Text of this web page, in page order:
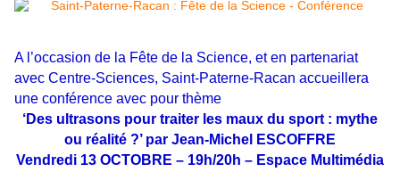
A l’occasion de la Fête de la Science, et en partenariat
avec Centre-Sciences, Saint-Paterne-Racan accueillera
une conférence avec pour thème
‘Des ultrasons pour traiter les maux du sport : mythe
ou réalité ?’ par Jean-Michel ESCOFFRE
Vendredi 13 OCTOBRE – 19h/20h – Espace Multimédia